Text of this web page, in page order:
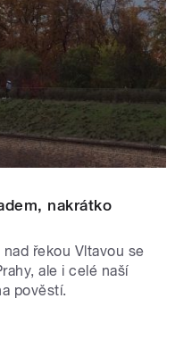
nakrátko
řekou Vltavou se
ale i celé naší
pověstí.